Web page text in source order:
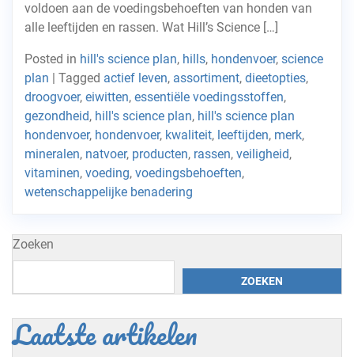
voldoen aan de voedingsbehoeften van honden van
alle leeftijden en rassen. Wat Hill’s Science […]
Posted in hill's science plan, hills, hondenvoer, science
plan | Tagged actief leven, assortiment, dieetopties,
droogvoer, eiwitten, essentiële voedingsstoffen,
gezondheid, hill's science plan, hill's science plan
hondenvoer, hondenvoer, kwaliteit, leeftijden, merk,
mineralen, natvoer, producten, rassen, veiligheid,
vitaminen, voeding, voedingsbehoeften,
wetenschappelijke benadering
Zoeken
ZOEKEN
Laatste artikelen